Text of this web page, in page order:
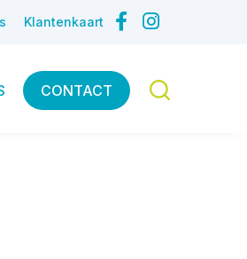
Klantenkaart
CONTACT